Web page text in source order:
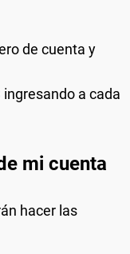
de cuenta y
ingresando a cada
mi cuenta
hacer las